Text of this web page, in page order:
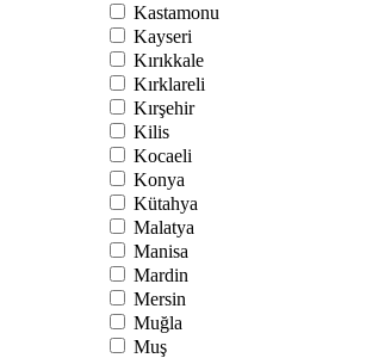
Kastamonu
Kayseri
Kırıkkale
Kırklareli
Kırşehir
Kilis
Kocaeli
Konya
Kütahya
Malatya
Manisa
Mardin
Mersin
Muğla
Muş